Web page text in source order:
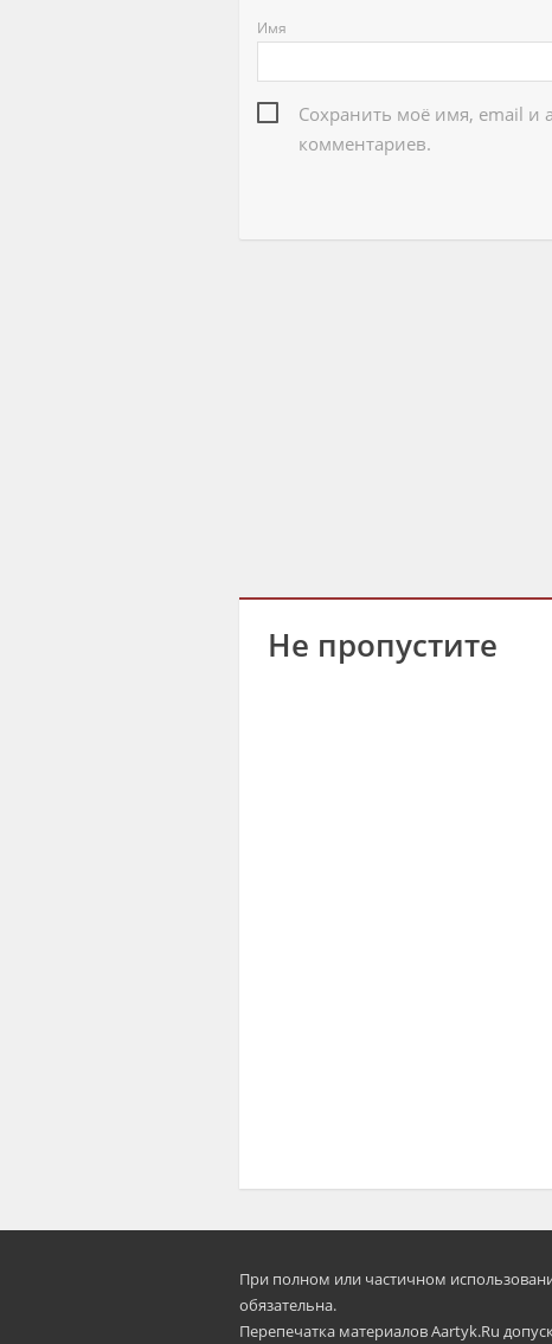
Имя
Сохранить моё имя, email и
комментариев.
Не пропустите
При полном или частичном
oбязательна.
Перепечатка материалов Aartyk.Ru